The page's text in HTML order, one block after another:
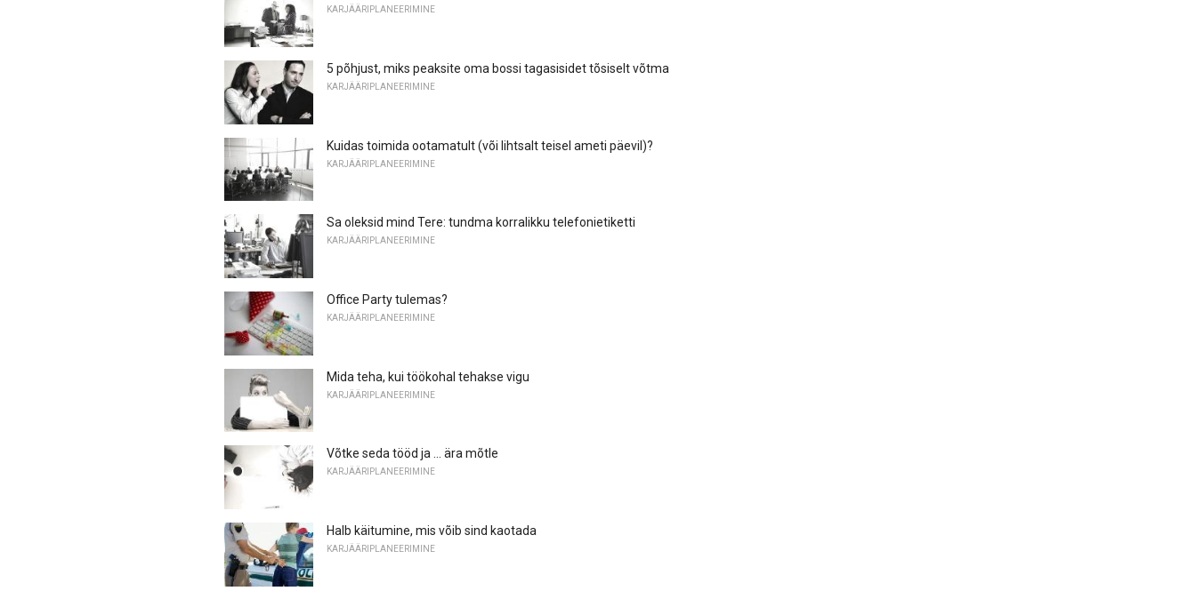
KARJÄÄRIPLANEERIMINE
5 põhjust, miks peaksite oma bossi tagasisidet tõsiselt võtma
KARJÄÄRIPLANEERIMINE
Kuidas toimida ootamatult (või lihtsalt teisel ameti päevil)?
KARJÄÄRIPLANEERIMINE
Sa oleksid mind Tere: tundma korralikku telefonietiketti
KARJÄÄRIPLANEERIMINE
Office Party tulemas?
KARJÄÄRIPLANEERIMINE
Mida teha, kui töökohal tehakse vigu
KARJÄÄRIPLANEERIMINE
Võtke seda tööd ja ... ära mõtle
KARJÄÄRIPLANEERIMINE
Halb käitumine, mis võib sind kaotada
KARJÄÄRIPLANEERIMINE